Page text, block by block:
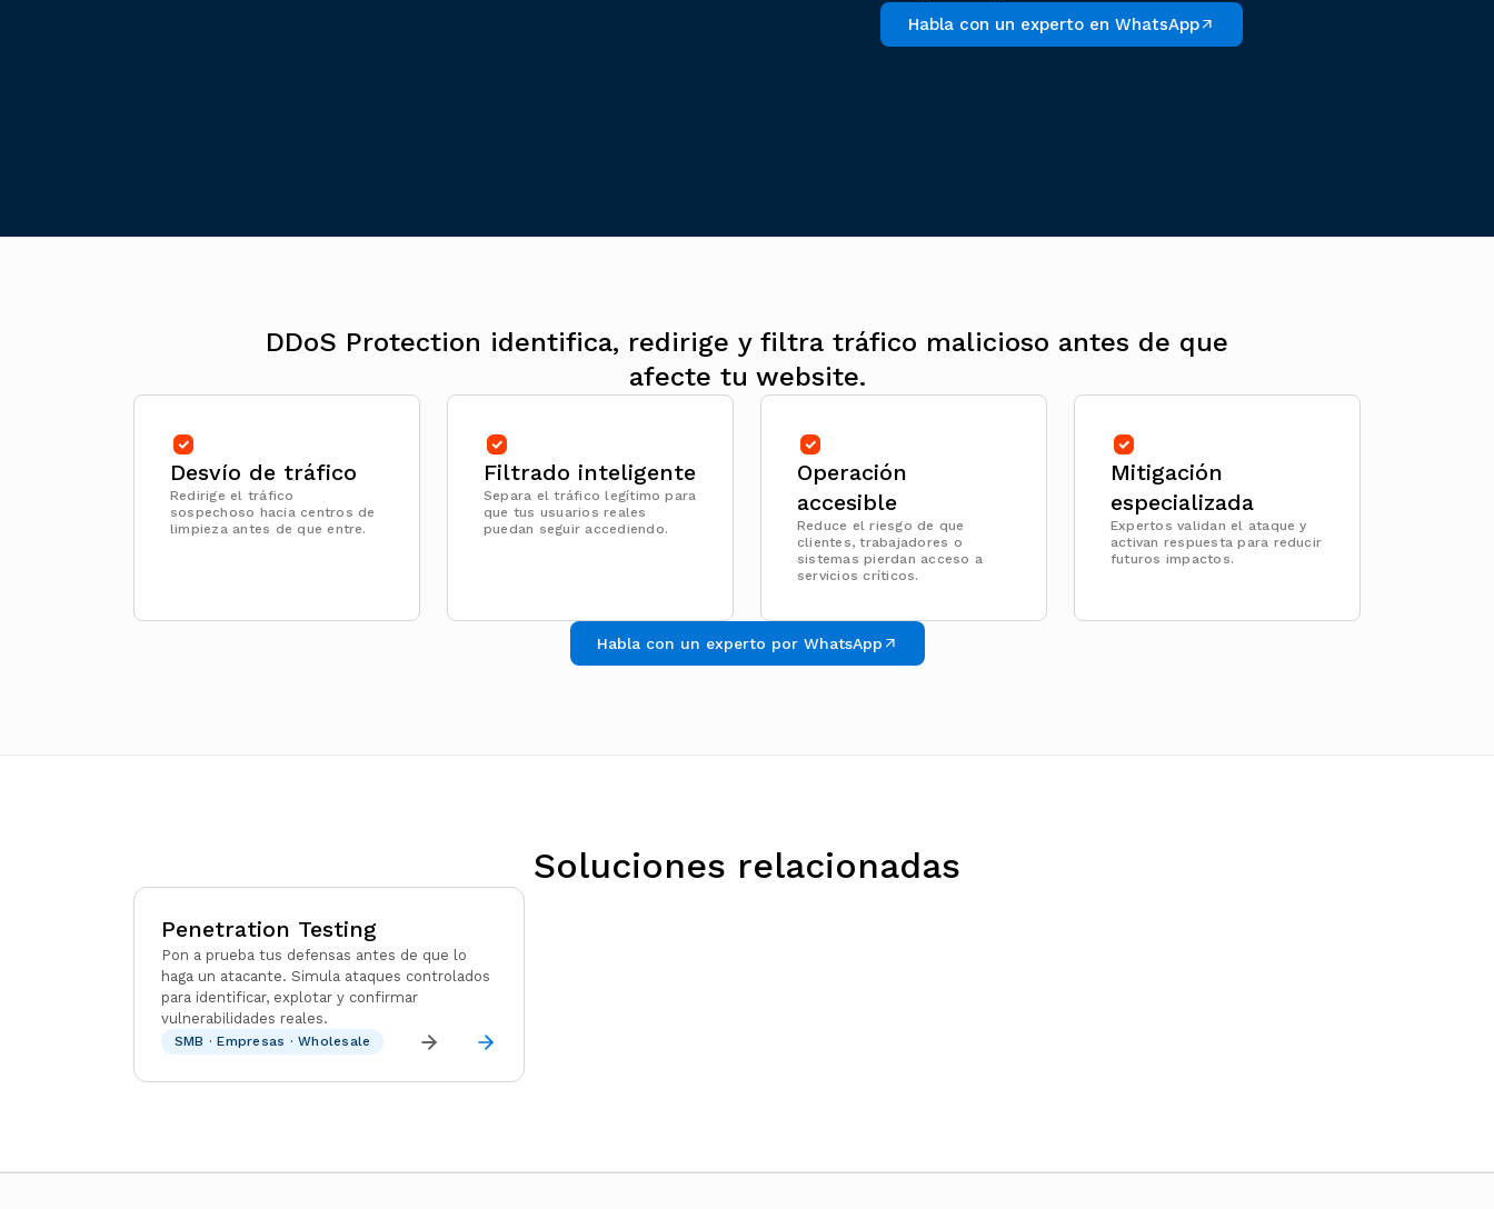
Habla con un experto en WhatsApp
DDoS Protection identifica, redirige y filtra tráfico malicioso antes de que
afecte tu website.
Desvío de tráfico
Redirige el tráfico
sospechoso hacia centros de
limpieza antes de que entre.
Filtrado inteligente
Separa el tráfico legítimo para
que tus usuarios reales
puedan seguir accediendo.
Operación
accesible
Reduce el riesgo de que
clientes, trabajadores o
sistemas pierdan acceso a
servicios críticos.
Mitigación
especializada
Expertos validan el ataque y
activan respuesta para reducir
futuros impactos.
Habla con un experto por WhatsApp
Soluciones relacionadas
Penetration Testing
Pon a prueba tus defensas antes de que lo
haga un atacante. Simula ataques controlados
para identificar, explotar y confirmar
vulnerabilidades reales.
SMB · Empresas · Wholesale